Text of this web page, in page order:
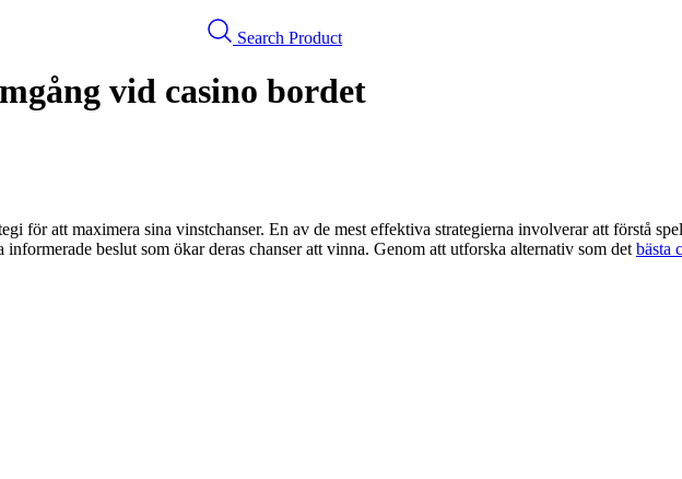
Search Product
vid casino bordet
för att maximera sina vinstchanser. En av de mest effektiva strategierna involverar att förstå
beslut som ökar deras chanser att vinna. Genom att utforska alternativ som det bästa